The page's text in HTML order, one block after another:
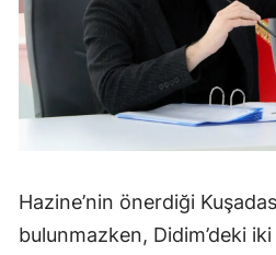
Hazine’nin önerdiği
bulunmazken, Didim’deki